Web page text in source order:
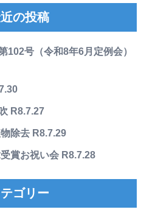
の投稿
102号（令和8年6月定例会）
R8.7.27
除去 R8.7.29
賞お祝い会 R8.7.28
ゴリー